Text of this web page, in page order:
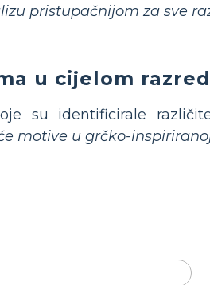
pristupačnijom za sve
u cijelom
su identificirale
motive u grčko-